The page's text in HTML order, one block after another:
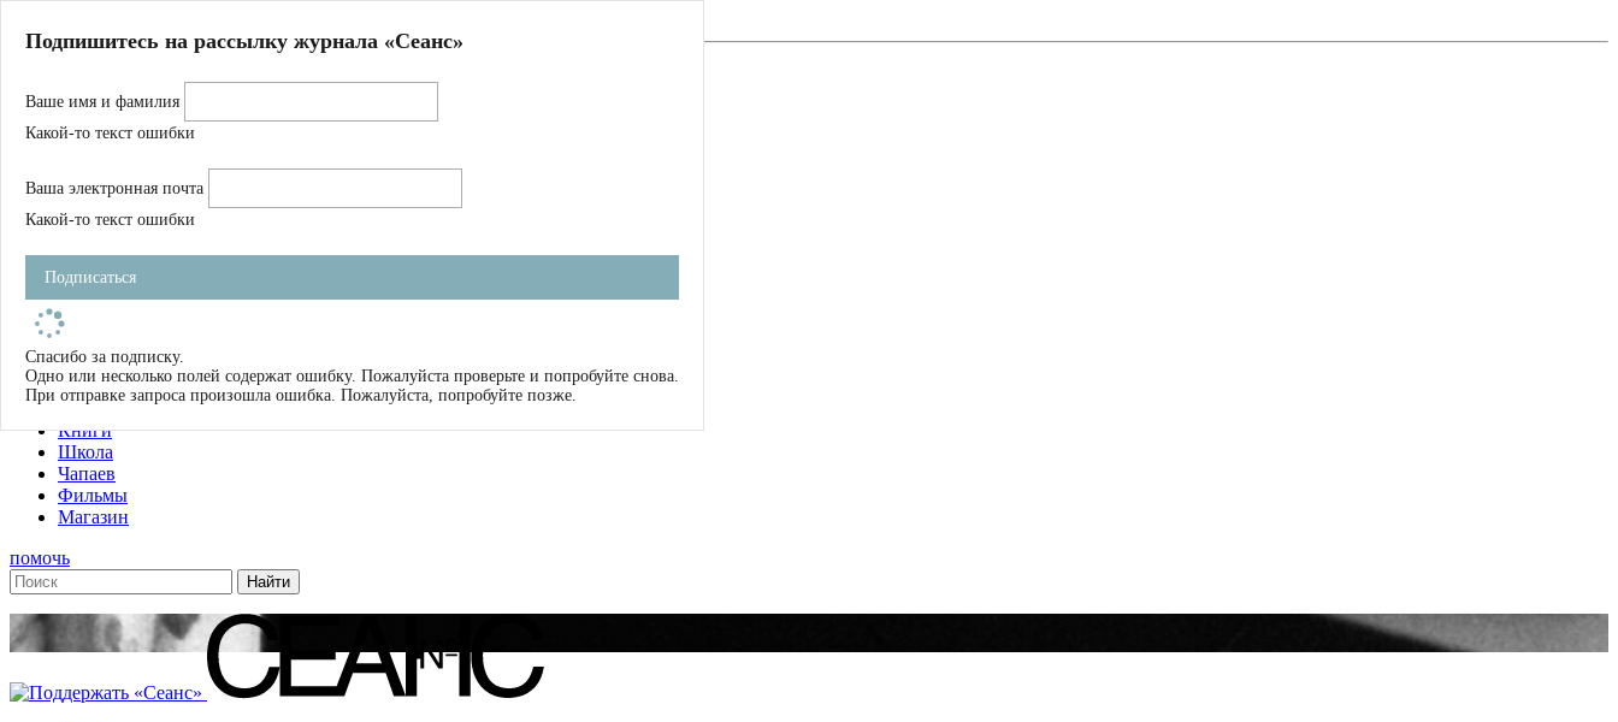
Магазин
Журнал
Школа
Устав
Фильмы
Имена
Тэги
О нас
Журнал
Книги
Школа
Чапаев
Фильмы
Магазин
помочь
Подпишитесь на рассылку журнала «Сеанс»
Ваше имя и фамилия
Какой-то текст ошибки
Ваша электронная почта
Какой-то текст ошибки
Подписаться
Спасибо за подписку.
Одно или несколько полей содержат ошибку. Пожалуйста проверьте и попробуйте снова.
При отправке запроса произошла ошибка. Пожалуйста, попробуйте позже.